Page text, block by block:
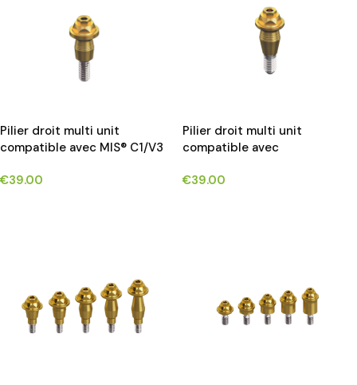
Pilier droit multi unit
compatible avec MIS® C1/V3
€39.00
Pilier droit multi unit
compatible avec
implants*
€39.00